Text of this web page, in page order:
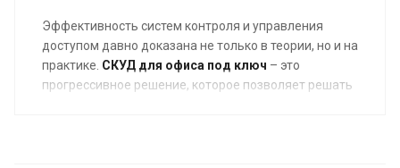
Эффективность систем контроля и управления
доступом давно доказана не только в теории, но и на
практике. СКУД для офиса под ключ – это
прогрессивное решение, которое позволяет решать